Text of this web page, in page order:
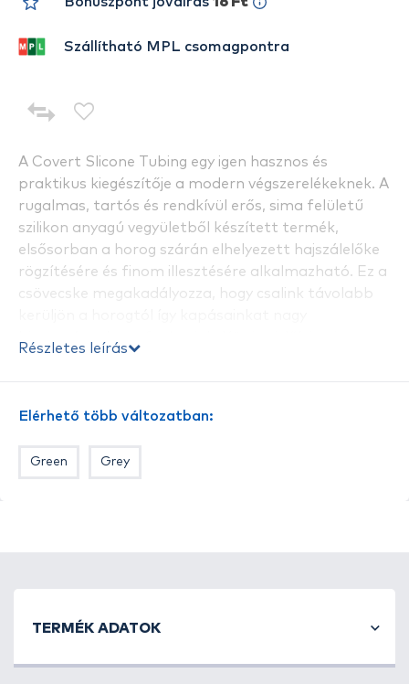
A Covert Slicone Tubing egy igen hasznos és
praktikus kiegészítője a modern végszerelékeknek. A
rugalmas, tartós és rendkívül erős, sima felületű
szilikon anyagú vegyületből készített termék,
elsősorban a horog szárán elhelyezett hajszálelőke
rögzítésére és finom illesztésére alkalmazható. Ez a
csövecske megakadályozza, hogy csalink távolabb
zsinóron lévő, az ütköző szerepét betöltő
elmozdulás ellen biztosítva lesz. Három színben
Részletes leírás
Elérhető több változatban:
Green Grey
Szállítható MPL csomagpontra
TERMÉK ADATOK